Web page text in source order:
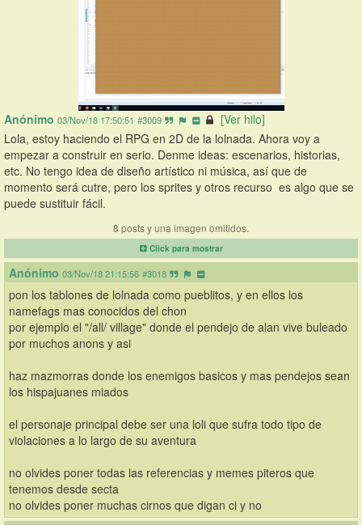
Anónimo 03/Nov/18 17:50:51 #3009
[Ver hilo]
Lola, estoy haciendo el RPG en 2D de la lolnada. Ahora voy a
empezar a construir en serio. Denme ideas: escenarios, historias,
etc. No tengo idea de diseño artístico ni música, así que de
momento será cutre, pero los sprites y otros recurso  es algo que se
puede sustituir fácil.
8 posts y una imagen omitidos.
Click para mostrar
Anónimo 03/Nov/18 21:15:56 #3018
pon los tablones de lolnada como pueblitos, y en ellos los
namefags mas conocidos del chon
por ejemplo el "/all/ village" donde el pendejo de alan vive buleado
por muchos anons y asi
haz mazmorras donde los enemigos basicos y mas pendejos sean
los hispajuanes miados
el personaje principal debe ser una loli que sufra todo tipo de
violaciones a lo largo de su aventura
no olvides poner todas las referencias y memes piteros que
tenemos desde secta
no olvides poner muchas cirnos que digan ci y no